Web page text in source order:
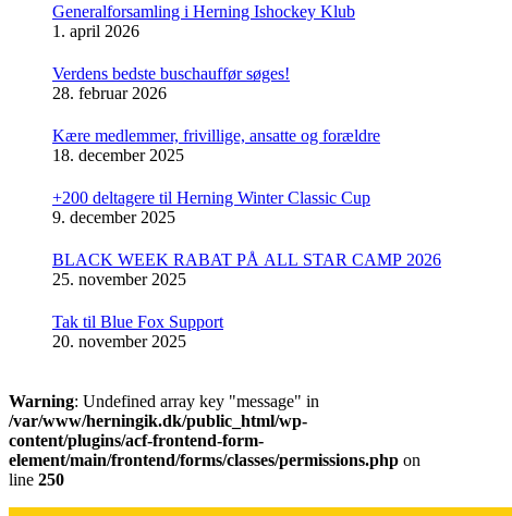
Generalforsamling i Herning Ishockey Klub
1. april 2026
Verdens bedste buschauffør søges!
28. februar 2026
Kære medlemmer, frivillige, ansatte og forældre
18. december 2025
+200 deltagere til Herning Winter Classic Cup
9. december 2025
BLACK WEEK RABAT PÅ ALL STAR CAMP 2026
25. november 2025
Tak til Blue Fox Support
20. november 2025
Warning: Undefined array key "message" in
/var/www/herningik.dk/public_html/wp-
content/plugins/acf-frontend-form-
element/main/frontend/forms/classes/permissions.php on
line 250